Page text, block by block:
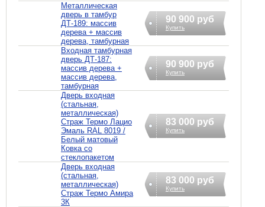
Металлическая
дверь в тамбур
ДТ-189: массив
дерева + массив
дерева, тамбурная
90 900 руб
Купить
Входная тамбурная
дверь ДТ-187:
массив дерева +
массив дерева,
тамбурная
90 900 руб
Купить
Дверь входная
(стальная,
металлическая)
Страж Термо Лацио
Эмаль RAL 8019 /
Белый матовый
Ковка со
стеклопакетом
83 000 руб
Купить
Дверь входная
(стальная,
металлическая)
Страж Термо Амира
3К
83 000 руб
Купить